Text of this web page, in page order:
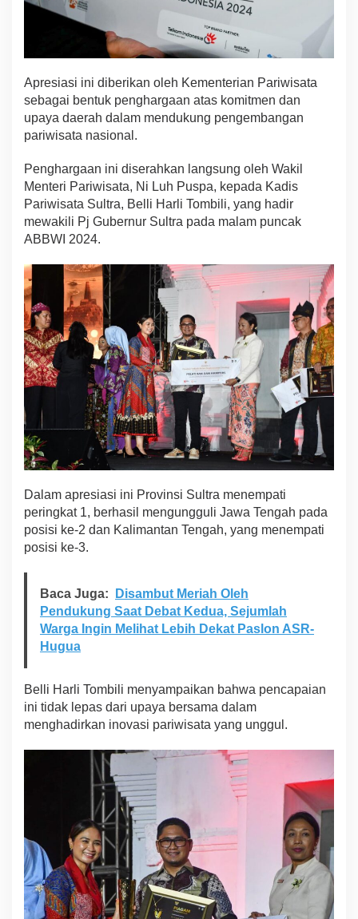
k
n
e
k
t
o
a
r
i
w
s
t
a
S
u
l
t
r
a
Apresiasi ini diberikan oleh Kementerian Pariwisata
sebagai bentuk penghargaan atas komitmen dan
upaya daerah dalam mendukung pengembangan
pariwisata nasional.
Penghargaan ini diserahkan langsung oleh Wakil
Menteri Pariwisata, Ni Luh Puspa, kepada Kadis
Pariwisata Sultra, Belli Harli Tombili, yang hadir
mewakili Pj Gubernur Sultra pada malam puncak
ABBWI 2024.
Dalam apresiasi ini Provinsi Sultra menempati
peringkat 1, berhasil mengungguli Jawa Tengah pada
posisi ke-2 dan Kalimantan Tengah, yang menempati
posisi ke-3.
Baca Juga:
Disambut Meriah Oleh
Pendukung Saat Debat Kedua, Sejumlah
Warga Ingin Melihat Lebih Dekat Paslon ASR-
Hugua
Belli Harli Tombili menyampaikan bahwa pencapaian
ini tidak lepas dari upaya bersama dalam
menghadirkan inovasi pariwisata yang unggul.